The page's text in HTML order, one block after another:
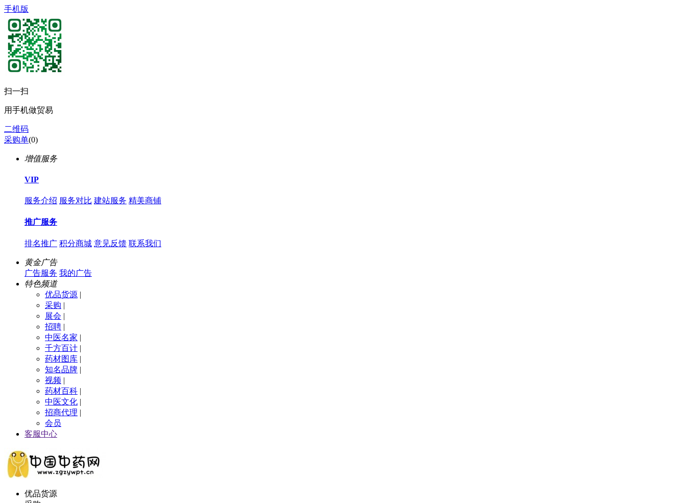
手机版
扫一扫
用手机做贸易
二维码
采购单(0)
增值服务
VIP
服务介绍 服务对比 建站服务 精美商铺
推广服务
排名推广 积分商城 意见反馈 联系我们
黄金广告
广告服务 我的广告
特色频道
优品货源 |
采购 |
展会 |
招聘 |
中医名家 |
千方百计 |
药材图库 |
知名品牌 |
视频 |
药材百科 |
中医文化 |
招商代理 |
会员
客服中心
优品货源